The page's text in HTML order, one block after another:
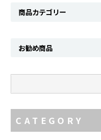
商品カテゴリー
お勧め商品
CATEGORY